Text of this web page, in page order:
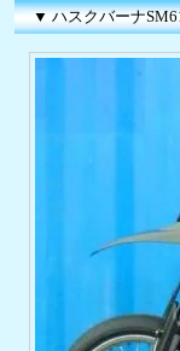
▼ ハスクバーナ